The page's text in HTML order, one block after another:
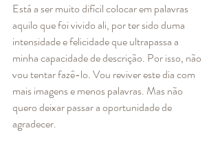
Está a ser muito difícil colocar em palavras
aquilo que foi vivido ali, por ter sido duma
intensidade e felicidade que ultrapassa a
minha capacidade de descrição. Por isso, não
vou tentar fazê-lo. Vou reviver este dia com
mais imagens e menos palavras. Mas não
quero deixar passar a oportunidade de
agradecer.